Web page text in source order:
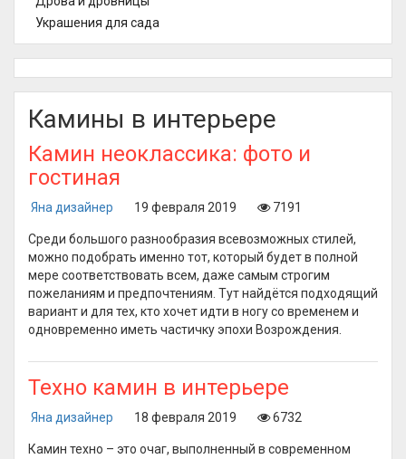
Украшения для сада
Камины в интерьере
Камин неоклассика: фото и
гостиная
Яна дизайнер 19 февраля 2019 7191
Среди большого разнообразия всевозможных стилей,
можно подобрать именно тот, который будет в полной
мере соответствовать всем, даже самым строгим
пожеланиям и предпочтениям. Тут найдётся подходящий
вариант и для тех, кто хочет идти в ногу со временем и
одновременно иметь частичку эпохи Возрождения.
Техно камин в интерьере
Яна дизайнер 18 февраля 2019 6732
Камин техно – это очаг, выполненный в современном